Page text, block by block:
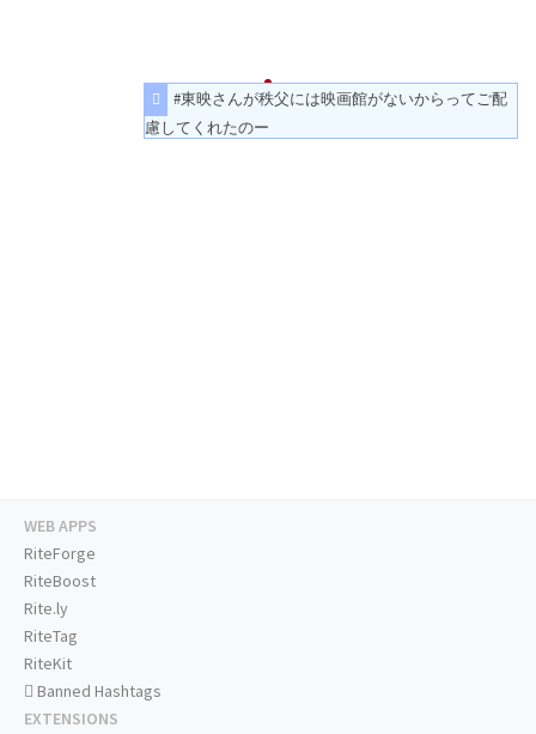
#東映さんが秩父には映画館がないからってご配
慮してくれたのー
WEB APPS
RiteForge
RiteBoost
Rite.ly
RiteTag
RiteKit
Banned Hashtags
EXTENSIONS